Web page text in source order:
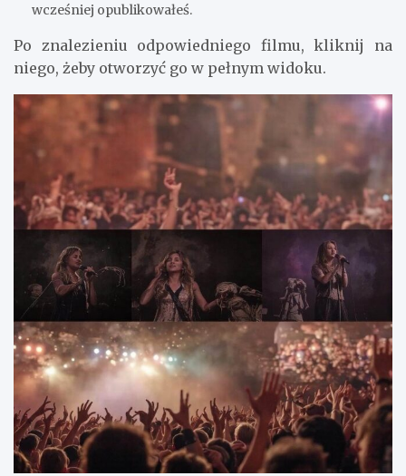
wcześniej opublikowałeś.
Po znalezieniu odpowiedniego filmu, kliknij na
niego, żeby otworzyć go w pełnym widoku.